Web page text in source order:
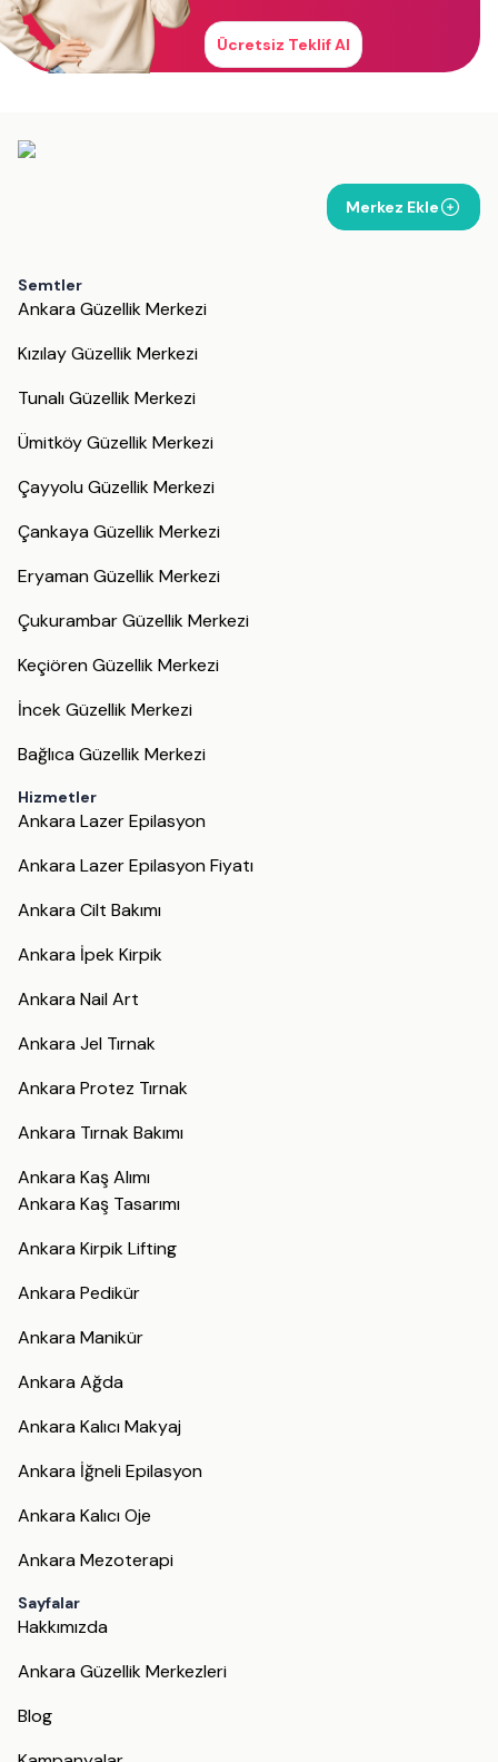
Ücretsiz Teklif Al
Merkez Ekle
Semtler
Ankara Güzellik Merkezi
Kızılay Güzellik Merkezi
Tunalı Güzellik Merkezi
Ümitköy Güzellik Merkezi
Çayyolu Güzellik Merkezi
Çankaya Güzellik Merkezi
Eryaman Güzellik Merkezi
Çukurambar Güzellik Merkezi
Keçiören Güzellik Merkezi
İncek Güzellik Merkezi
Bağlıca Güzellik Merkezi
Hizmetler
Ankara Lazer Epilasyon
Ankara Lazer Epilasyon Fiyatı
Ankara Cilt Bakımı
Ankara İpek Kirpik
Ankara Nail Art
Ankara Jel Tırnak
Ankara Protez Tırnak
Ankara Tırnak Bakımı
Ankara Kaş Alımı
Ankara Kaş Tasarımı
Ankara Kirpik Lifting
Ankara Pedikür
Ankara Manikür
Ankara Ağda
Ankara Kalıcı Makyaj
Ankara İğneli Epilasyon
Ankara Kalıcı Oje
Ankara Mezoterapi
Sayfalar
Hakkımızda
Ankara Güzellik Merkezleri
Blog